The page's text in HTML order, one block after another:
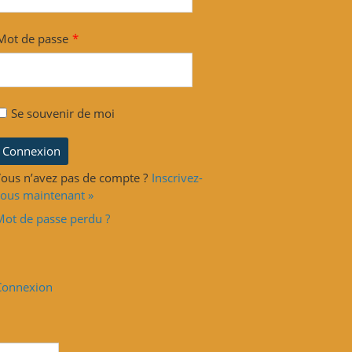
de passe *
Se souvenir de moi
n’avez pas de compte ? Inscrivez-
maintenant »
de passe perdu ?